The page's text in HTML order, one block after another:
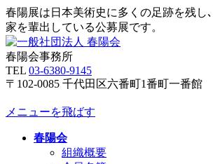
春陽展は日本美術史に多くの足跡を残し
家を輩出している公募展です。
春陽会事務所
TEL 03-6380-9145
〒102-0085 千代田区六番町1番町一番館
メニューを飛ばす
春陽会
組織概要